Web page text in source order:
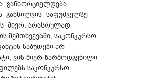
განხორციელდება
განხილვის საფუძველზე
მიერ. არასრულად
შემთხვევაში, საკონკურსო
საბუთები არ
ვის მიერ წარმოდგენილი
საკონკურსო